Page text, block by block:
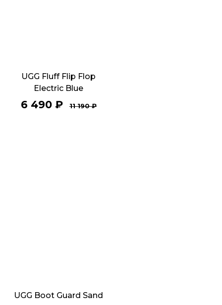
UGG Fluff Flip Flop
Electric Blue
6 490₽ 11 190₽
UGG Boot Guard Sand